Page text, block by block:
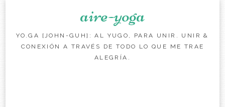
aire-yoga
YO.GA [JOHN-GUH]: AL YUGO, PARA UNIR. UNIR &
CONEXIÓN A TRAVÉS DE TODO LO QUE ME TRAE
ALEGRÍA.